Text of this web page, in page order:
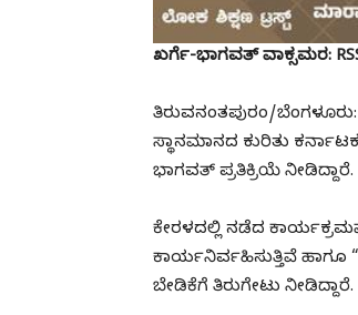
ಖರ್ಗೆ-ಭಾಗವತ್ ವಾಕ್ಸಮರ:
ತಿರುವನಂತಪುರಂ/
ಸ್ಥಾನಮಾನದ ಕುರಿತು
ಭಾಗವತ್ ಪ್ರತಿಕ್ರಿಯೆ ನೀಡಿದ್ದಾರೆ.
ಕೇರಳದಲ್ಲಿ ನಡೆದ
ಕಾರ್ಯನಿರ್ವಹಿಸುತ್ತಿವೆ
ಬೇಡಿಕೆಗೆ ತಿರುಗೇಟು ನೀಡಿದ್ದಾರೆ.